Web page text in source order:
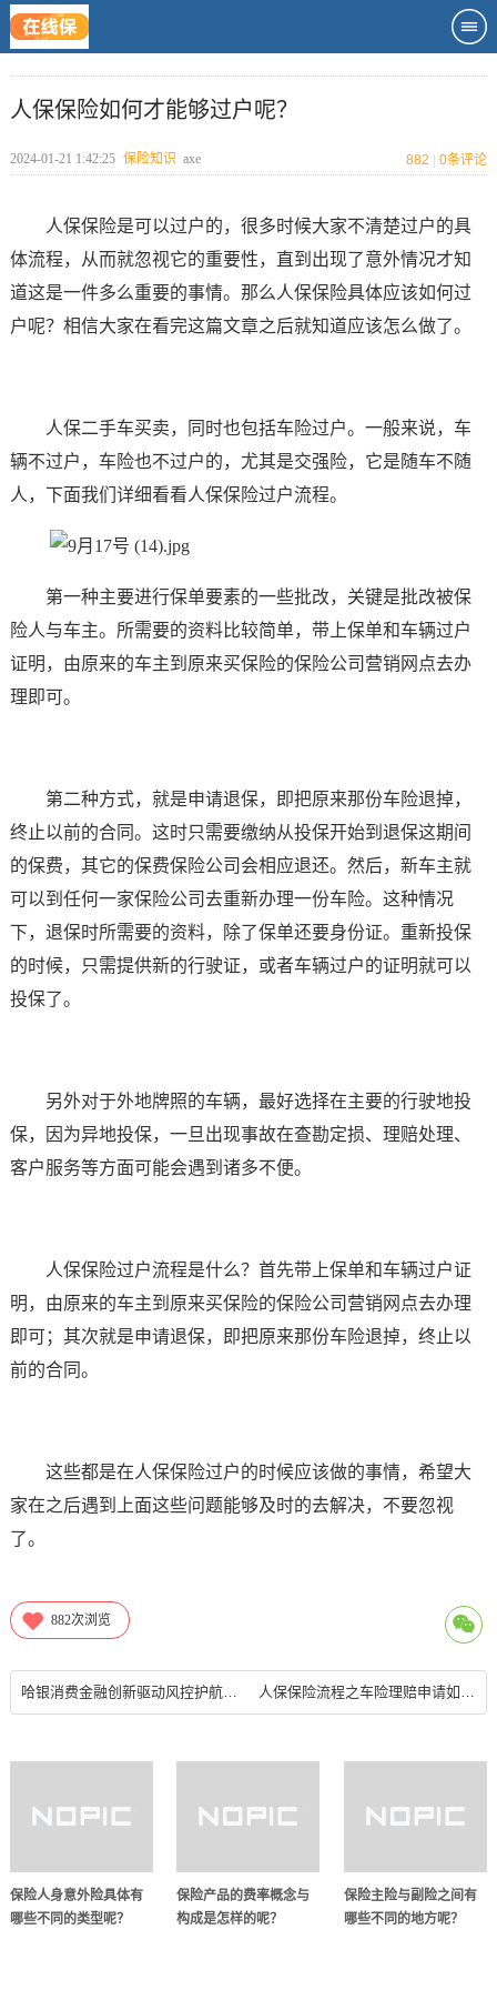
人保保险如何才能够过户呢？
2024-01-21 1:42:25 保险知识 axe 882 0条评论
人保保险是可以过户的，很多时候大家不清楚过户的具
体流程，从而就忽视它的重要性，直到出现了意外情况才知
道这是一件多么重要的事情。那么人保保险具体应该如何过
户呢？相信大家在看完这篇文章之后就知道应该怎么做了。
人保二手车买卖，同时也包括车险过户。一般来说，车
辆不过户，车险也不过户的，尤其是交强险，它是随车不随
人，下面我们详细看看人保保险过户流程。
第一种主要进行保单要素的一些批改，关键是批改被保
险人与车主。所需要的资料比较简单，带上保单和车辆过户
证明，由原来的车主到原来买保险的保险公司营销网点去办
理即可。
第二种方式，就是申请退保，即把原来那份车险退掉，
终止以前的合同。这时只需要缴纳从投保开始到退保这期间
的保费，其它的保费保险公司会相应退还。然后，新车主就
可以到任何一家保险公司去重新办理一份车险。这种情况
下，退保时所需要的资料，除了保单还要身份证。重新投保
的时候，只需提供新的行驶证，或者车辆过户的证明就可以
投保了。
另外对于外地牌照的车辆，最好选择在主要的行驶地投
保，因为异地投保，一旦出现事故在查勘定损、理赔处理、
客户服务等方面可能会遇到诸多不便。
人保保险过户流程是什么？首先带上保单和车辆过户证
明，由原来的车主到原来买保险的保险公司营销网点去办理
即可；其次就是申请退保，即把原来那份车险退掉，终止以
前的合同。
这些都是在人保保险过户的时候应该做的事情，希望大
家在之后遇到上面这些问题能够及时的去解决，不要忽视
了。
882次浏览
哈银消费金融创新驱动风控护航，共筑可持续发展新篇章 人保保险流程之车险理赔申请如何进行？
保险人身意外险具体有
哪些不同的类型呢？
保险产品的费率概念与
构成是怎样的呢？
保险主险与副险之间有
哪些不同的地方呢？